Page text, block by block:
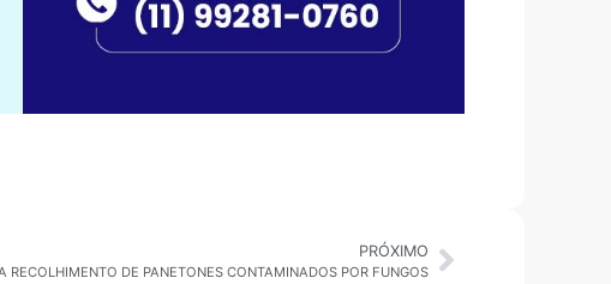
PRÓXIMO
RECOLHIMENTO DE PANETONES CONTAMINADOS POR FUNGOS